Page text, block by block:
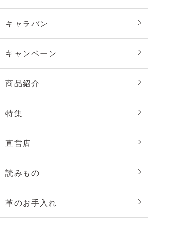
キャラバン
キャンペーン
商品紹介
特集
直営店
読みもの
革のお手入れ